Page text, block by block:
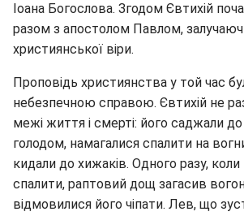
Іоана Богослова. Згодом Євтихій
разом з апостолом Павлом,
християнської віри.
Проповідь християнства у той час
небезпечною справою. Євтихій не
межі життя і смерті: його саджали
голодом, намагалися спалити на
кидали до хижаків. Одного разу,
спалити, раптовий дощ загасив
відмовилися його чіпати. Лев, що